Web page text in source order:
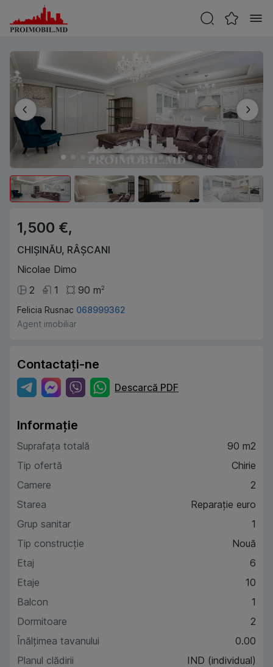
1,500 €,
CHIȘINĂU, RÂȘCANI
Nicolae Dimo
2
1 90 m2
Felicia Rusnac 068999362
Agent imobiliar
Contactați-ne
Descarcă PDF
Informație
Suprafața totală
90 m2
Tip ofertă
Chirie
Camere
2
Starea
Reparație euro
Grup sanitar
1
Tip construcție
Nouă
Etaj
6
Etaje
10
Balcon
1
Dormitoare
2
Înălțimea tavanului
0.00
Planul clădirii
IND (individual)